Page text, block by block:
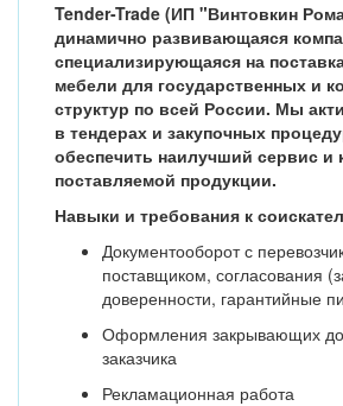
Tender-Trade (ИП "Винтовкин
динамично развивающаяся
специализирующаяся на
мебели для государственных и
структур по всей России. Мы
в тендерах и закупочных
обеспечить наилучший сервис и
поставляемой продукции.
Навыки и требования к
Документооборот с
поставщиком, согласования
доверенности, гарантийные
Оформления закрывающих
заказчика
Рекламационная работа